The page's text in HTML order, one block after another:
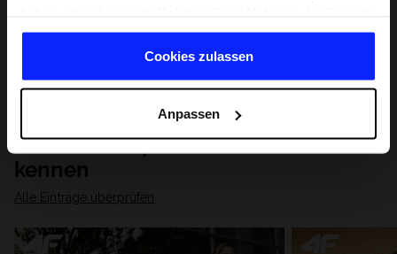
gesammelt haben.
Cookies zulassen
Anpassen
Lernen Sie Sport von Grund auf
kennen
Alle Einträge überprüfen